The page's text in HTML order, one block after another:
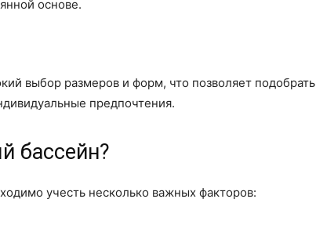
основе.
выбор размеров и форм, что позволяет подобрать
предпочтения.
бассейн?
учесть несколько важных факторов: